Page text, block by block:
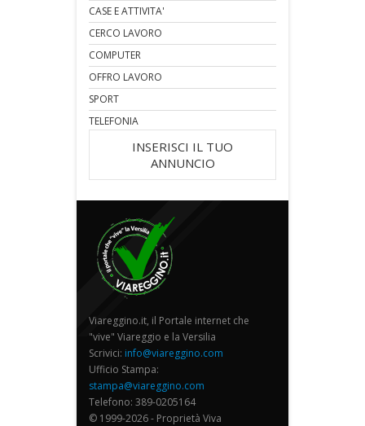
CASE E ATTIVITA'
CERCO LAVORO
COMPUTER
OFFRO LAVORO
SPORT
TELEFONIA
INSERISCI IL TUO
ANNUNCIO
Viareggino.it, il Portale internet che
"vive" Viareggio e la Versilia
Scrivici: info@viareggino.com
Ufficio Stampa:
stampa@viareggino.com
Telefono: 389-0205164
© 1999-2026 - Proprietà Viva